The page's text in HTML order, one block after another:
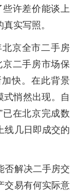
许差价能谈上
实写照。
京全市二手房
二手房市场保
快。在此背景
式悄然出现。自
在北京完成数
线几日即成交的
解决二手房交
交易有何实际意